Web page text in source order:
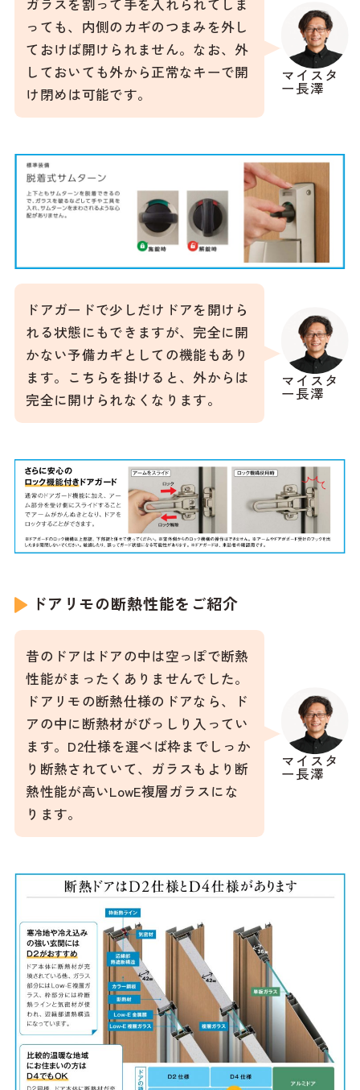
マイスタ
ー長澤
ガラスを割って手を入れられてしま
っても、内側のカギのつまみを外し
ておけば開けられません。なお、外
しておいても外から正常なキーで開
け閉めは可能です。
マイスタ
ー長澤
ドアガードで少しだけドアを開けら
れる状態にもできますが、完全に開
かない予備カギとしての機能もあり
ます。こちらを掛けると、外からは
完全に開けられなくなります。
ドアリモの断熱性能をご紹介
マイスタ
ー長澤
昔のドアはドアの中は空っぽで断熱
性能がまったくありませんでした。
ドアリモの断熱仕様のドアなら、ド
アの中に断熱材がびっしり入ってい
ます。D2仕様を選べば枠までしっか
り断熱されていて、ガラスもより断
熱性能が高いLowE複層ガラスにな
ります。